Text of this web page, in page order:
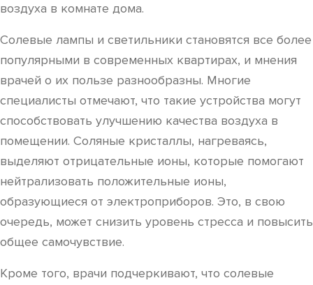
воздуха в комнате дома.
Солевые лампы и светильники становятся все более
популярными в современных квартирах, и мнения
врачей о их пользе разнообразны. Многие
специалисты отмечают, что такие устройства могут
способствовать улучшению качества воздуха в
помещении. Соляные кристаллы, нагреваясь,
выделяют отрицательные ионы, которые помогают
нейтрализовать положительные ионы,
образующиеся от электроприборов. Это, в свою
очередь, может снизить уровень стресса и повысить
общее самочувствие.
Кроме того, врачи подчеркивают, что солевые